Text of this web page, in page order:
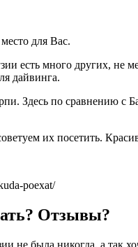
для Вас.
есть много других, не
дайвинга.
Здесь по сравнению
их посетить.
poexat/
Отзывы?
не была никогда, а так